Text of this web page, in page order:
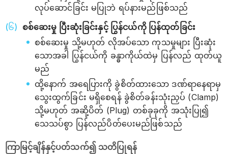
လုပ်ဆောင်ခြင်း မပြုဘဲ ရပ်နားမည်ဖြစ်သည်
စစ်ဆေးမှု ပြီးဆုံးခြင်းနှင့် ပြွန်ငယ်ကို ပြန်ထုတ်ခြင်း
စစ်ဆေးမှု သို့မဟုတ် လိုအပ်သော ကုသမှုများ ပြီးဆုံး
သောအခါ ပြွန်ငယ်ကို ခန္ဓာကိုယ်ထဲမှ ပြန်လည် ထုတ်ယူ
မည်
ထို့နောက် အရေပြားကို ခွဲစိတ်ထားသော ဒဏ်ရာနေရာမှ
သွေးထွက်ခြင်း မရှိစေရန် ခွဲစိတ်ခန်းသုံးညှပ် (Clamp)
သို့မဟုတ် အဆို့ပိတ် (Plug) တစ်ခုခုကို အသုံးပြု၍
သေသပ်စွာ ပြန်လည်ပိတ်ပေးမည်ဖြစ်သည်
ကြာမြင့်ချိန်နှင့်ပတ်သက်၍ သတိပြုရန်